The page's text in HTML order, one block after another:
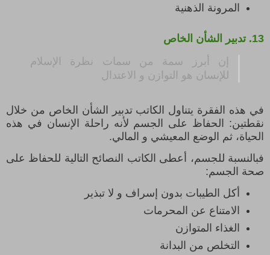
المرونة الذهنية
13. تدبير الشأن الخاص
إن أبرز سمة من سمات نظرة الإسلام
للإنسان هو التوازن و الاعتدال
في هذه الفقرة يتناول الكاتب تدبير الشأن الخاص من خلال
نقطتين: الحفاظ على الجسم لأنه راحلة الإنسان في هذه
الحياة، ثم الوضع المعيشي و المالي.
فبالنسبة للجسم، أعطى الكاتب النصائح التالية للحفاظ على
صحة الجسم:
أكل الطيبات بدون إسراف و لا تبذير
الامتناع عن المحرمات
الغذاء المتوازن
التخلص من البدانة